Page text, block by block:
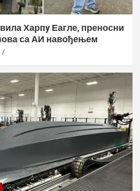
Харпy Еагле, преносни
са АИ навођењем